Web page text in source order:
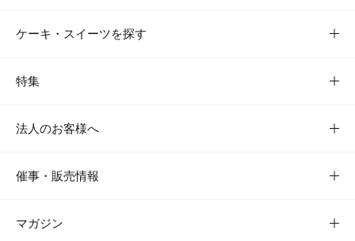
ケーキ・スイーツを探す
特集
法人のお客様へ
催事・販売情報
マガジン